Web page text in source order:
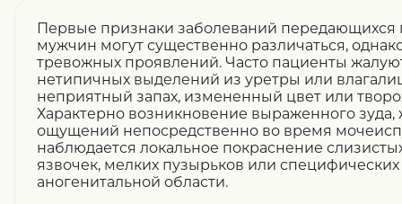
Первые признаки заболеваний
мужчин могут существенно различаться,
тревожных проявлений. Часто пациенты
нетипичных выделений из уретры или
неприятный запах, измененный цвет или
Характерно возникновение выраженного
ощущений непосредственно во время
наблюдается локальное покраснение
язвочек, мелких пузырьков или
аногенитальной области.